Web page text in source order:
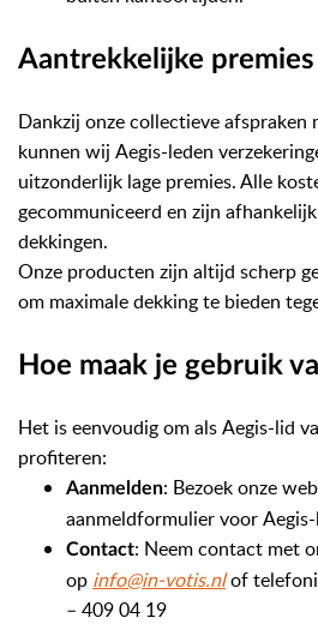
Aantrekkelijke premies
Dankzij onze collectieve afspraken
kunnen wij Aegis-leden
uitzonderlijk lage premies. Alle
gecommuniceerd en zijn
dekkingen.
Onze producten zijn altijd scherp
om maximale dekking te bieden
Hoe maak je gebruik
Het is eenvoudig om alsAegis-lid
profiteren:
Aanmelden: Bezoek onze
aanmeldformulier voorAegis
Contact: Neem contact met
op info@in-votis.nlof
– 409 04 19